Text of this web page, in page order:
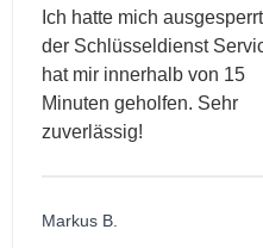
Ich hatte mich ausgesperrt
der Schlüsseldienst Service
hat mir innerhalb von 15
Minuten geholfen. Sehr
zuverlässig!
Markus B.